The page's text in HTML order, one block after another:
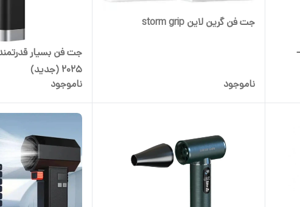
Green Lion
جت فن گرین لاین storm grip
ناموجود
2025 (جدید)
ناموجود